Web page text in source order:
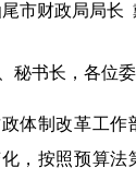
市财政局局长
秘书长，各位委
制改革工作
，按照预算法